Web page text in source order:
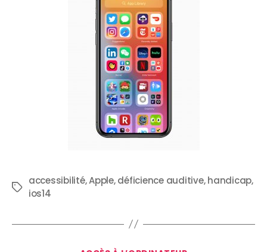
accessibilité,Apple,déficience auditive,handicap,
ios14